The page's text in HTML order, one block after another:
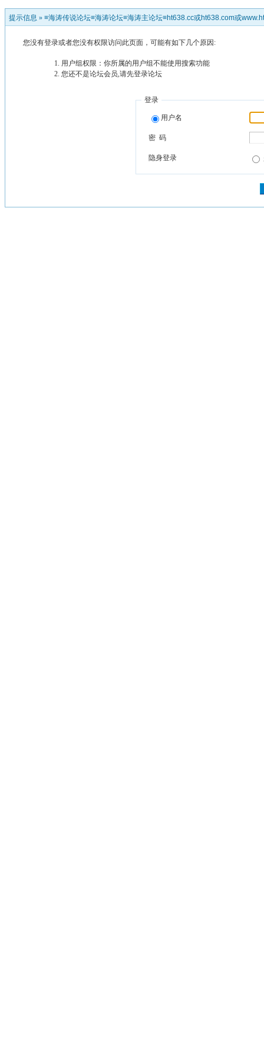
提示信息 » ≡海涛传说论坛≡海涛论坛≡海涛主论坛≡ht638.cc或ht638.com或
您没有登录或者您没有权限访问此页面，可能有如下几个原因:
用户组权限：你所属的用户组不能使用搜索功能
您还不是论坛会员,请先登录论坛
登录
用户名
密 码
隐身登录